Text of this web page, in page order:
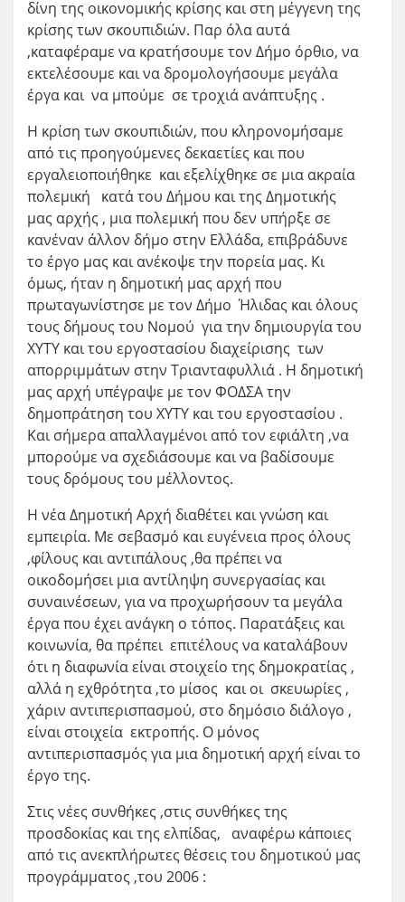
δίνη της οικονομικής κρίσης και στη μέγγενη της
κρίσης των σκουπιδιών. Παρ όλα αυτά
,καταφέραμε να κρατήσουμε τον Δήμο όρθιο, να
εκτελέσουμε και να δρομολογήσουμε μεγάλα
έργα και να μπούμε σε τροχιά ανάπτυξης .
Η κρίση των σκουπιδιών, που κληρονομήσαμε
από τις προηγούμενες δεκαετίες και που
εργαλειοποιήθηκε και εξελίχθηκε σε μια ακραία
πολεμική κατά του Δήμου και της Δημοτικής
μας αρχής , μια πολεμική που δεν υπήρξε σε
κανέναν άλλον δήμο στην Ελλάδα, επιβράδυνε
το έργο μας και ανέκοψε την πορεία μας. Κι
όμως, ήταν η δημοτική μας αρχή που
πρωταγωνίστησε με τον Δήμο Ήλιδας και όλους
τους δήμους του Νομού για την δημιουργία του
ΧΥΤΥ και του εργοστασίου διαχείρισης των
απορριμμάτων στην Τριανταφυλλιά . Η δημοτική
μας αρχή υπέγραψε με τον ΦΟΔΣΑ την
δημοπράτηση του ΧΥΤΥ και του εργοστασίου .
Και σήμερα απαλλαγμένοι από τον εφιάλτη ,να
μπορούμε να σχεδιάσουμε και να βαδίσουμε
τους δρόμους του μέλλοντος.
Η νέα Δημοτική Αρχή διαθέτει και γνώση και
εμπειρία. Με σεβασμό και ευγένεια προς όλους
,φίλους και αντιπάλους ,θα πρέπει να
οικοδομήσει μια αντίληψη συνεργασίας και
συναινέσεων, για να προχωρήσουν τα μεγάλα
έργα που έχει ανάγκη ο τόπος. Παρατάξεις και
κοινωνία, θα πρέπει επιτέλους να καταλάβουν
ότι η διαφωνία είναι στοιχείο της δημοκρατίας ,
αλλά η εχθρότητα ,το μίσος και οι σκευωρίες ,
χάριν αντιπερισπασμού, στο δημόσιο διάλογο ,
είναι στοιχεία εκτροπής. Ο μόνος
αντιπερισπασμός για μια δημοτική αρχή είναι το
έργο της.
Στις νέες συνθήκες ,στις συνθήκες της
προσδοκίας και της ελπίδας, αναφέρω κάποιες
από τις ανεκπλήρωτες θέσεις του δημοτικού μας
προγράμματος ,του 2006 :